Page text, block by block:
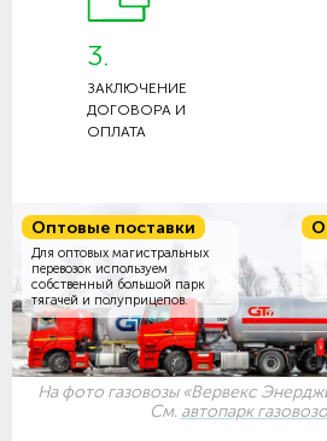
3.
ЗАКЛЮЧЕНИЕ
ДОГОВОРА И
ОПЛАТА
Оптовые поставки
Для оптовых магистральных
перевозок используем
собственный большой парк
тягачей и полуприцепов.
На фото газовозы «Вервекс
См. автопарк